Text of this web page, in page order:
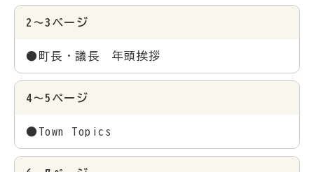
2～3ページ
●町長・議長 年頭挨拶
4～5ページ
●Town Topics